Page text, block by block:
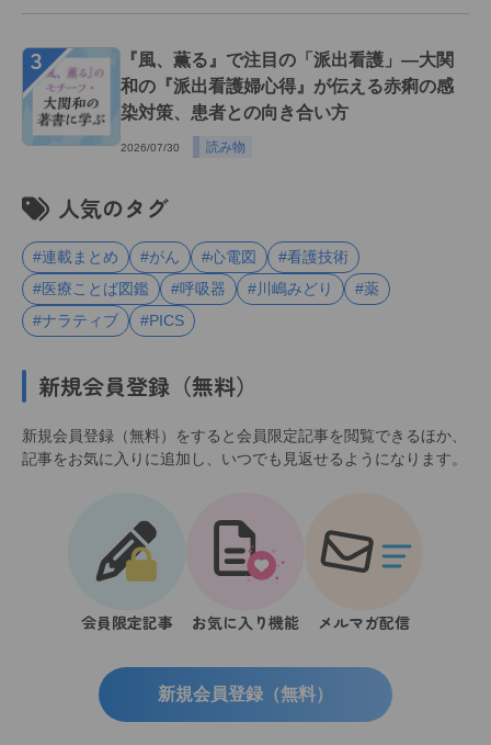
３
『風、薫る』で注目の「派出看護」―大関
和の『派出看護婦心得』が伝える赤痢の感
染対策、患者との向き合い方
2026/07/30 読み物
人気のタグ
#連載まとめ #がん #心電図
#看護技術
#医療ことば図鑑
#呼吸器 #川嶋みどり
#薬
#ナラティブ
#PICS
新規会員登録（無料）
新規会員登録（無料）をすると会員限定記事を閲覧できるほか、
記事をお気に入りに追加し、いつでも見返せるようになります。
会員限定記事 お気に入り機能 メルマガ配信
新規会員登録（無料）